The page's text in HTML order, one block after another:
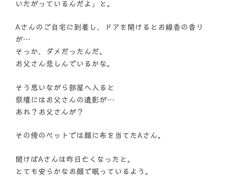
いたがっているんだよ」と。
Aさんのご自宅に到着し、ドアを開けるとお線香の香り
が…
そっか、ダメだったんだ。
お父さん悲しんでいるかな。
そう思いながら部屋へ入ると
祭壇にはお父さんの遺影が…
あれ？お父さんが？
その傍のベットでは顔に布を当てたAさん。
聞けばAさんは昨日亡くなったと。
とても安らかなお顔で眠っているよう。